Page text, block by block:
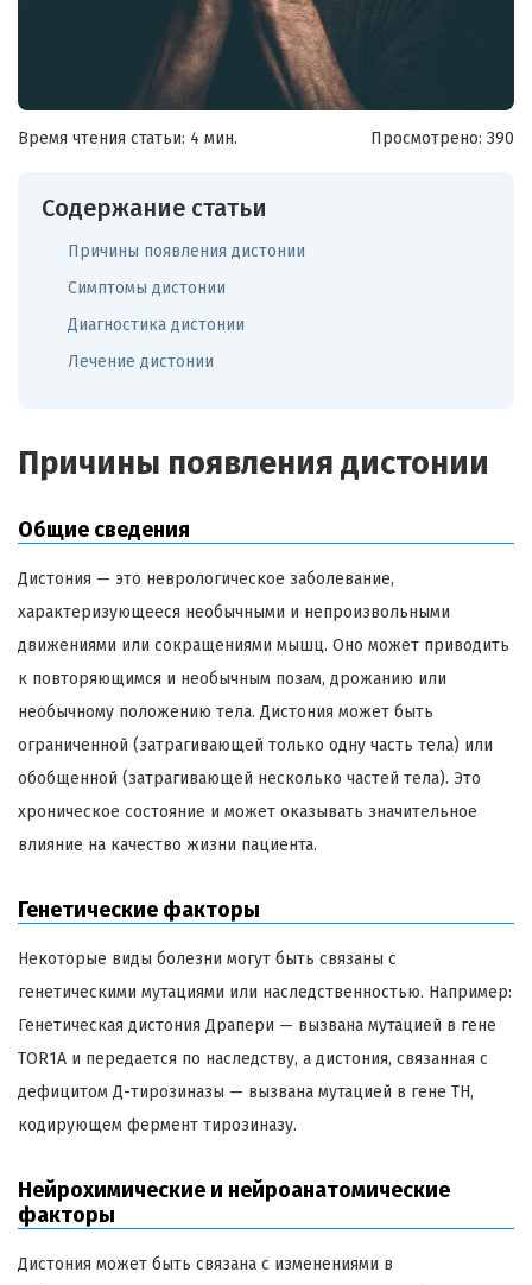
Время чтения статьи: 4 мин. Просмотрено: 390
Содержание статьи
Причины появления дистонии
Симптомы дистонии
Диагностика дистонии
Лечение дистонии
Причины появления дистонии
Общие сведения
Дистония — это неврологическое заболевание,
характеризующееся необычными и непроизвольными
движениями или сокращениями мышц. Оно может приводить
к повторяющимся и необычным позам, дрожанию или
необычному положению тела. Дистония может быть
ограниченной (затрагивающей только одну часть тела) или
обобщенной (затрагивающей несколько частей тела). Это
хроническое состояние и может оказывать значительное
влияние на качество жизни пациента.
Генетические факторы
Некоторые виды болезни могут быть связаны с
генетическими мутациями или наследственностью. Например:
Генетическая дистония Драпери — вызвана мутацией в гене
TOR1A и передается по наследству, а дистония, связанная с
дефицитом Д-тирозиназы — вызвана мутацией в гене TH,
кодирующем фермент тирозиназу.
Нейрохимические и нейроанатомические
факторы
Дистония может быть связана с изменениями в